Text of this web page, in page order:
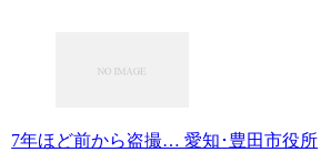
7年ほど前から盗撮… 愛知･豊田市役所